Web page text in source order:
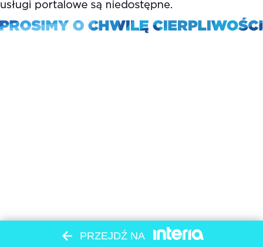
PRZEJDŹ NA